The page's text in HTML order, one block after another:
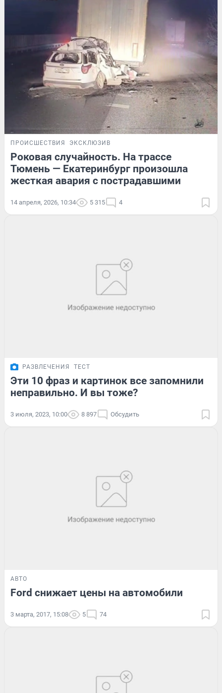
ПРОИСШЕСТВИЯ ЭКСКЛЮЗИВ
Роковая случайность. На трассе
Тюмень — Екатеринбург произошла
жесткая авария с пострадавшими
14 апреля, 2026, 10:34 5 315 4
РАЗВЛЕЧЕНИЯ ТЕСТ
Эти 10 фраз и картинок все запомнили
неправильно. И вы тоже?
3 июля, 2023, 10:00 8 897 Обсудить
АВТО
Ford снижает цены на автомобили
3 марта, 2017, 15:08 5 74